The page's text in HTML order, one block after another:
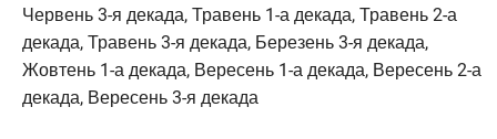
Червень 3-я декада, Травень 1-а декада, Травень 2-а
декада, Травень 3-я декада, Березень 3-я декада,
Жовтень 1-а декада, Вересень 1-а декада, Вересень 2-а
декада, Вересень 3-я декада